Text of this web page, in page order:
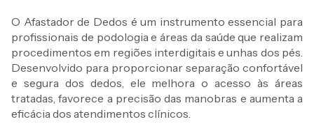
O Afastador de Dedos é um instrumento essencial para
profissionais de podologia e áreas da saúde que realizam
procedimentos em regiões interdigitais e unhas dos pés.
Desenvolvido para proporcionar separação confortável
e segura dos dedos, ele melhora o acesso às áreas
tratadas, favorece a precisão das manobras e aumenta a
eficácia dos atendimentos clínicos.